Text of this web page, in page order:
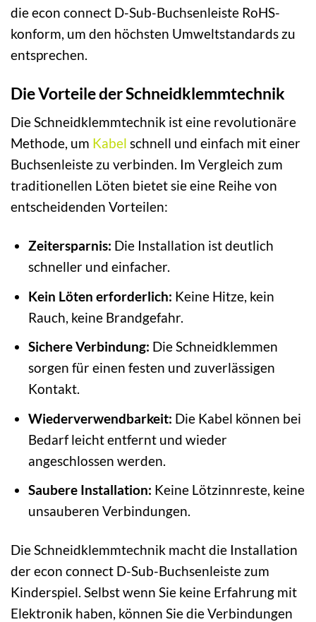
die econ connect D-Sub-Buchsenleiste RoHS-
konform, um den höchsten Umweltstandards zu
entsprechen.
Die Vorteile der Schneidklemmtechnik
Die Schneidklemmtechnik ist eine revolutionäre
Methode, um Kabel schnell und einfach mit einer
Buchsenleiste zu verbinden. Im Vergleich zum
traditionellen Löten bietet sie eine Reihe von
entscheidenden Vorteilen:
Zeitersparnis: Die Installation ist deutlich
schneller und einfacher.
Kein Löten erforderlich: Keine Hitze, kein
Rauch, keine Brandgefahr.
Sichere Verbindung: Die Schneidklemmen
sorgen für einen festen und zuverlässigen
Kontakt.
Wiederverwendbarkeit: Die Kabel können bei
Bedarf leicht entfernt und wieder
angeschlossen werden.
Saubere Installation: Keine Lötzinnreste, keine
unsauberen Verbindungen.
Die Schneidklemmtechnik macht die Installation
der econ connect D-Sub-Buchsenleiste zum
Kinderspiel. Selbst wenn Sie keine Erfahrung mit
Elektronik haben, können Sie die Verbindungen